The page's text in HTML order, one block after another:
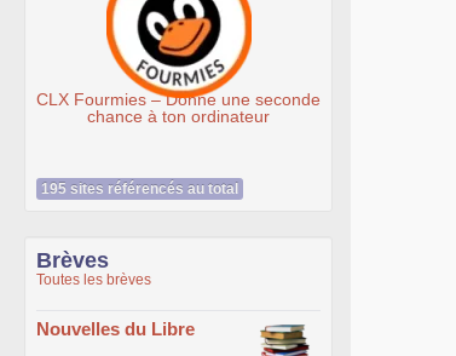
CLX Fourmies – Donne une seconde
chance à ton ordinateur
195 sites référencés au total
Brèves
Toutes les brèves
Nouvelles du Libre